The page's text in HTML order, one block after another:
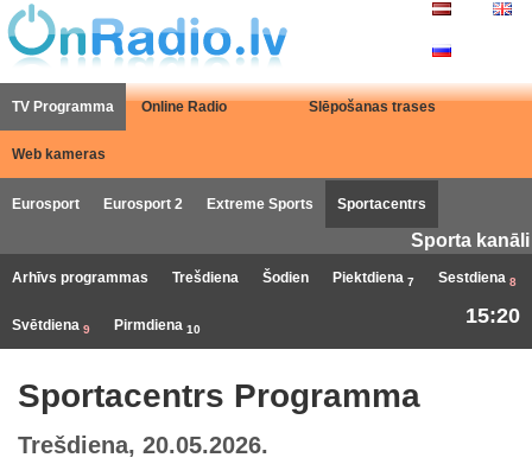
TV Programma Online Radio Slēpošanas trases
Web kameras
Eurosport Eurosport 2 Extreme Sports Sportacentrs
Sporta kanāli
Arhīvs programmas Trešdiena Šodien Piektdiena 7 Sestdiena 8
Svētdiena 9 Pirmdiena 10
15:20
Sportacentrs Programma
Trešdiena, 20.05.2026.